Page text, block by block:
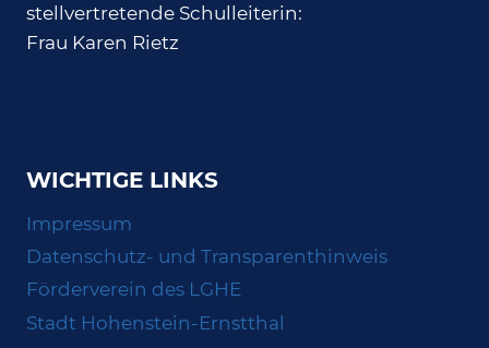
stellvertretende Schulleiterin:
Frau Karen Rietz
WICHTIGE LINKS
Impressum
Datenschutz- und Transparenthinweis
Förderverein des LGHE
Stadt Hohenstein-Ernstthal